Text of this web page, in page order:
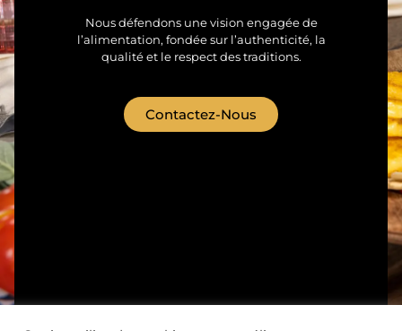
Nous défendons une vision engagée de
l’alimentation, fondée sur l’authenticité, la
qualité et le respect des traditions.
Contactez-Nous